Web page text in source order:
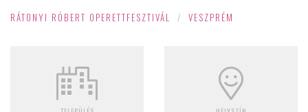
RÁTONYI RÓBERT OPERETTFESZTIVÁL / VESZPRÉM